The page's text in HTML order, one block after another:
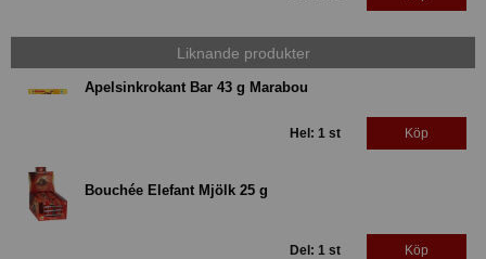
Liknande produkter
Apelsinkrokant Bar 43 g Marabou
Hel: 1 st Köp
Bouchée Elefant Mjölk 25 g
Del: 1 st Köp